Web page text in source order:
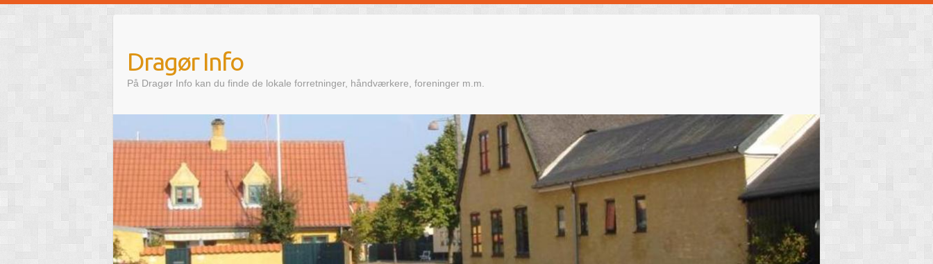
content
Dragør Info
På Dragør Info kan du finde de lokale forretninger, håndværkere, foreninger m.m.